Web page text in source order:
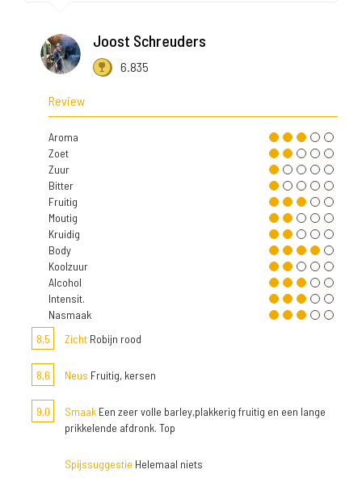
Joost Schreuders
6.835
Review
Aroma
Zoet
Zuur
Bitter
Fruitig
Moutig
Kruidig
Body
Koolzuur
Alcohol
Intensit.
Nasmaak
8,5
Zicht Robijn rood
8,6 Neus Fruitig, kersen
9,0 Smaak Een zeer volle barley,plakkerig fruitig en een lange
prikkelende afdronk. Top
Spijssuggestie Helemaal niets